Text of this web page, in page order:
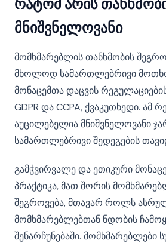
რატომ არის
მნიშვნელოვანი
მომხმარებლის თანხმობის
მხოლოდ სამართლებრივი
მონაცემთა დაცვის
GDPR და CCPA, ქვაკუთხედი. ამ
აუცილებელია მნიშვნელოვანი
სამართლებრივი შედეგების
გამჭვირვალე და ეთიკური
პრაქტიკა, მათ შორის
შეგროვება, მთავარ როლს
მომხმარებლებთან ნდობის
შენარჩუნებაში.